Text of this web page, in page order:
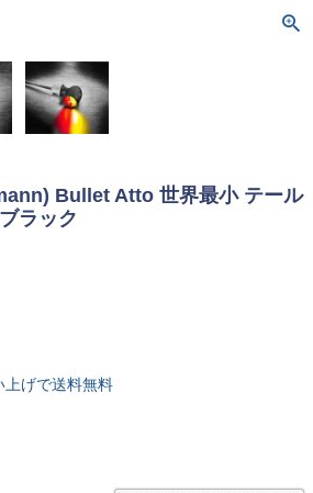
Bullet Atto 世界最小 テール
ラック
げで送料無料